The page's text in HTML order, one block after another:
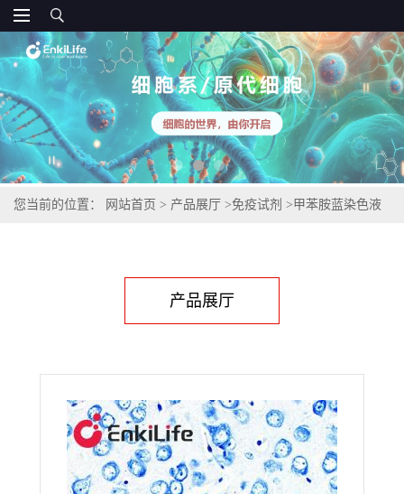
您当前的位置： 网站首页 > 产品展厅 >免疫试剂 >甲苯胺蓝染色液
产品展厅